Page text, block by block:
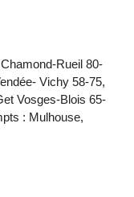
Rueil 80-
Vichy 58-75,
Vosges-Blois 65-
: Mulhouse,